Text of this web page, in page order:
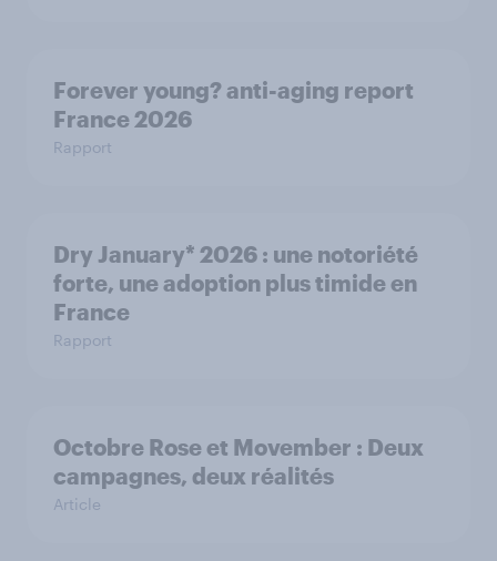
Forever young? anti-aging report
France 2026
Rapport
Dry January* 2026 : une notoriété
forte, une adoption plus timide en
France
Rapport
Octobre Rose et Movember : Deux
campagnes, deux réalités
Article